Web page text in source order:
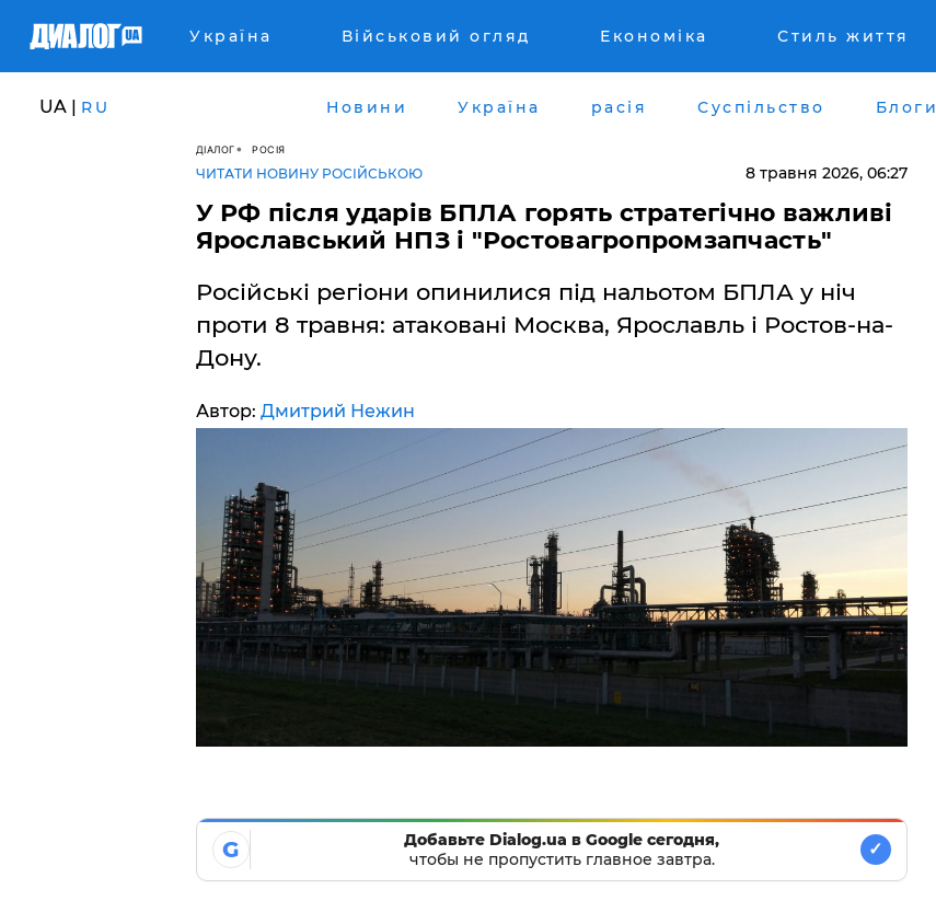
Україна Військовий огляд Економіка Стиль життя
UA | RU Новини Україна расія Суспільство Блоги
ДІАЛОГ РОСІЯ
ЧИТАТИ НОВИНУ РОСІЙСЬКОЮ 8 травня 2026, 06:27
У РФ після ударів БПЛА горять стратегічно важливі
Ярославський НПЗ і "Ростовагропромзапчасть"
Російські регіони опинилися під нальотом БПЛА у ніч
проти 8 травня: атаковані Москва, Ярославль і Ростов-на-
Дону.
Автор: Дмитрий Нежин
G
Добавьте Dialog.ua в Google сегодня,
чтобы не пропустить главное завтра.
✓